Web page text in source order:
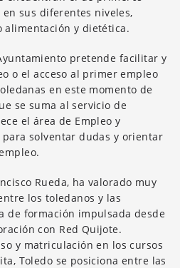
en sus diferentes niveles,
alimentación y dietética.
pretende facilitar y
o el acceso al primer empleo
en este momento de
se suma al servicio de
el área de Empleo y
solventar dudas y orientar
Rueda, ha valorado muy
los toledanos y las
de formación impulsada desde
con Red Quijote.
y matriculación en los cursos
Toledo se posiciona entre las